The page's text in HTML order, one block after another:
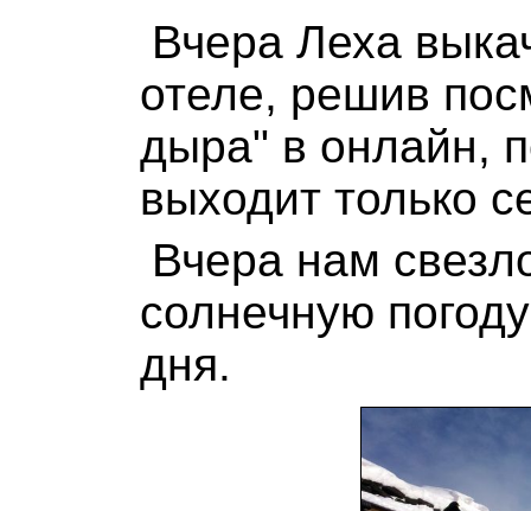
Вчера Леха
отеле, решив
дыра" в онлайн,
выходит только
Вчера нам
солнечную
дня.